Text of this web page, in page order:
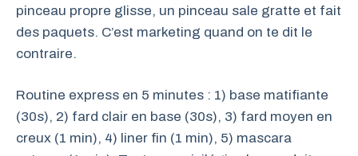
pinceau propre glisse, un pinceau sale gratte et fait
des paquets. C’est marketing quand on te dit le
contraire.
Routine express en 5 minutes : 1) base matifiante
(30s), 2) fard clair en base (30s), 3) fard moyen en
creux (1 min), 4) liner fin (1 min), 5) mascara